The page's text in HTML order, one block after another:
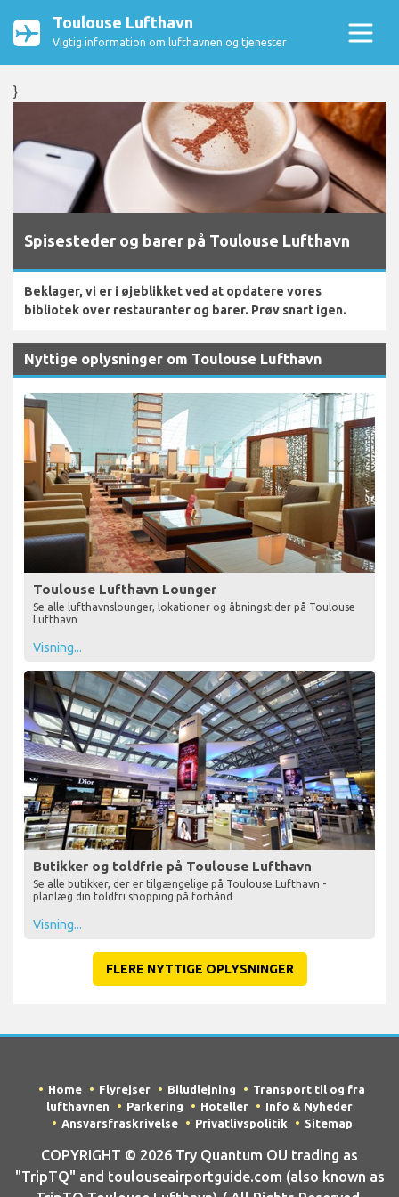
Toulouse Lufthavn
Vigtig information om lufthavnen og tjenester
}
Spisesteder og barer på Toulouse Lufthavn
Beklager, vi er i øjeblikket ved at opdatere vores
bibliotek over restauranter og barer. Prøv snart igen.
Nyttige oplysninger om Toulouse Lufthavn
Toulouse Lufthavn Lounger
Se alle lufthavnslounger, lokationer og åbningstider på Toulouse
Lufthavn
Visning...
Butikker og toldfrie på Toulouse Lufthavn
Se alle butikker, der er tilgængelige på Toulouse Lufthavn -
planlæg din toldfri shopping på forhånd
Visning...
FLERE NYTTIGE OPLYSNINGER
Home Flyrejser Biludlejning
Transport til og fra
lufthavnen
Parkering Hoteller
Info & Nyheder
Ansvarsfraskrivelse
Privatlivspolitik Sitemap
COPYRIGHT © 2026 Try Quantum OU trading as
"TripTQ" and toulouseairportguide.com (also known as